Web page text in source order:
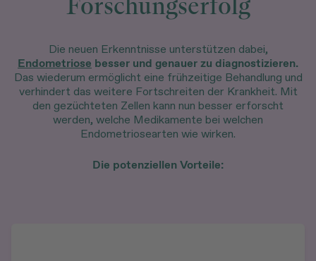
Die neuen Erkenntnisse unterstützen dabei,
Endometriose besser und genauer zu diagnostizieren.
Das wiederum ermöglicht eine frühzeitige Behandlung und
verhindert das weitere Fortschreiten der Krankheit. Mit
den gezüchteten Zellen kann nun besser erforscht
werden, welche Medikamente bei welchen
Endometriosearten wie wirken.
Die potenziellen Vorteile: